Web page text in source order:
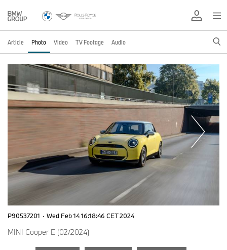
Article Photo Video TV Footage Audio
P90537201 · Wed Feb 14 16:18:46 CET 2024
MINI Cooper E (02/2024)